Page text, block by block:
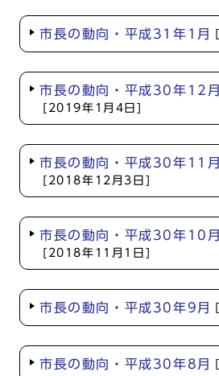
市長の動向・平成31年1月
市長の動向・平成30年12月
[2019年1月4日]
市長の動向・平成30年11月
[2018年12月3日]
市長の動向・平成30年10月
[2018年11月1日]
市長の動向・平成30年9月
市長の動向・平成30年8月